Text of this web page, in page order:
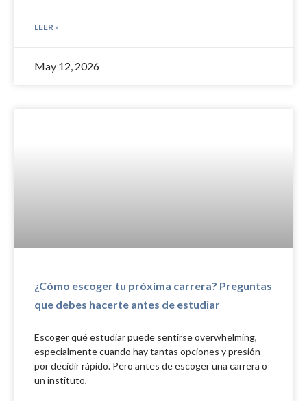
LEER »
May 12, 2026
¿Cómo escoger tu próxima carrera? Preguntas
que debes hacerte antes de estudiar
Escoger qué estudiar puede sentirse overwhelming,
especialmente cuando hay tantas opciones y presión
por decidir rápido. Pero antes de escoger una carrera o
un instituto,